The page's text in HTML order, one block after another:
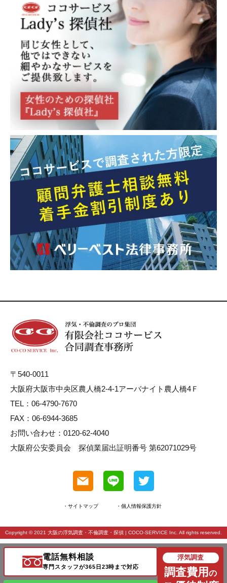
〒540-0011
大阪府大阪市中央区農人橋2-4-1アーバナイト農人橋4Ｆ
TEL：06-4790-7670
FAX：06-6944-3685
お問い合わせ：0120-62-4040
大阪府公安委員会 探偵業届出証明番号 第62071029号
・サイトマップ ・個人情報保護方針
Copyright © 2021 大阪の浮気調査・不倫調査・探偵 | COCO-SERVICE Inc. All rights reserved.
電話無料相談
専門スタッフが365日23時まで対応
浮気調査
調査費用の